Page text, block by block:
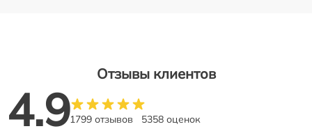
Отзывы клиентов
4.91799 отзывов 5358 оценок